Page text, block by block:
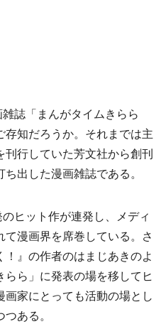
誌「まんがタイムきらら
存知だろうか。それまでは主
行していた芳文社から創刊
出した漫画雑誌である。
ヒット作が連発し、メディ
漫画界を席巻している。さ
』の作者のはまじあきのよ
ら」に発表の場を移してヒ
家にとっても活動の場とし
ある。